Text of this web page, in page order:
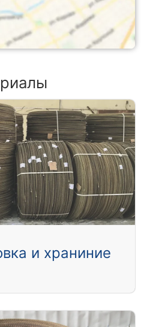
и храниние